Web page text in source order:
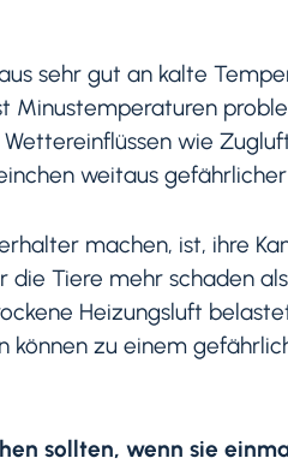
sehr gut an kalte
Minustemperaturen
wie
weitaus
machen, ist, ihre
die Tiere mehr schaden
Heizungsluft
können zu einem
sollten, wenn sie